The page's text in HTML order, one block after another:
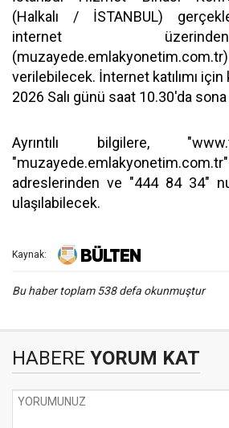
(Halkalı / İSTANBUL)
internet
verilebilecek. İnternet katılımı
2026 Salı günü saat 10.30'da
Ayrıntılı bilgilere,
adreslerinden ve "444 84 34"
ulaşılabilecek.
Kaynak:
Bu haber toplam 538 defa okunmuştur
HABERE YORUM KAT